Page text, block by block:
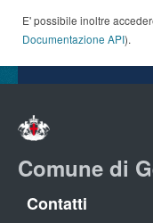
E' possibile inoltre
Documentazione API).
Comune di
Contatti